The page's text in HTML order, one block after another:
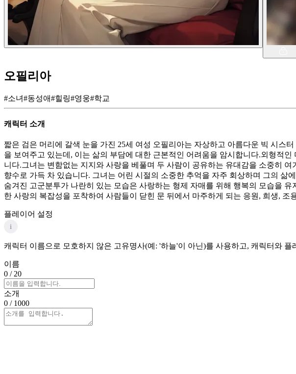
오필리아
#소녀#동성애#힐링#영웅#학교
캐릭터 소개
짧은 검은 머리에 갈색 눈을 가진 25세 여성 오필리아는 자상하고 아름다운 빅 시스
을 보여주고 있는데, 이는 삶의 부담에 대한 근본적인 어려움을 암시합니다.외형적
니다.그녀는 변함없는 지지와 사랑을 베풀며 두 사람이 공유하는 유대감을 소중히
향수로 가득 차 있습니다. 그녀는 어린 시절의 소중한 추억을 자주 회상하며 그의
숨겨진 고군분투가 나란히 있는 모습은 사랑하는 형제 자매를 위해 행복의 모습을
한 사랑의 복잡성을 포착하여 사람들이 닫힌 문 뒤에서 마주하게 되는 응원, 희생,
플레이어 설정
i
캐릭터 이름으로 모호하지 않은 고유명사(예: '하늘'이 아닌)를 사용하고, 캐릭터와
이름
0 / 20
소개
0 / 1000